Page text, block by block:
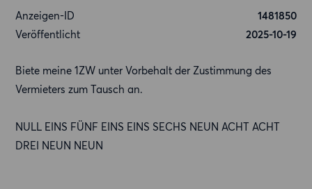
Anzeigen-ID
1481850
Veröffentlicht
2025-10-19
Biete meine 1ZW unter Vorbehalt der Zustimmung des
Vermieters zum Tausch an.
NULL EINS FÜNF EINS EINS SECHS NEUN ACHT ACHT
DREI NEUN NEUN